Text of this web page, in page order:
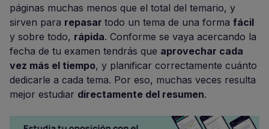
páginas muchas menos que el total del temario, y
sirven para repasar todo un tema de una forma fácil
y sobre todo, rápida. Conforme se vaya acercando la
fecha de tu examen tendrás que aprovechar cada
vez más el tiempo, y planificar correctamente cuánto
dedicarle a cada tema. Por eso, muchas veces resulta
mejor estudiar directamente del resumen.